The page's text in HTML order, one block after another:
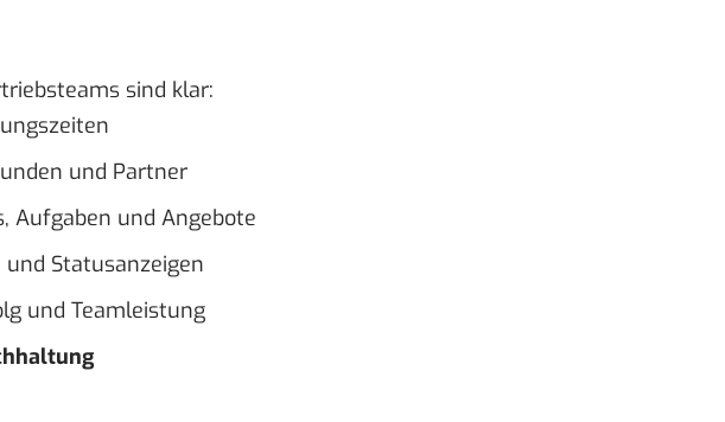
sind klar:
und Partner
Aufgaben und Angebote
Statusanzeigen
und Teamleistung